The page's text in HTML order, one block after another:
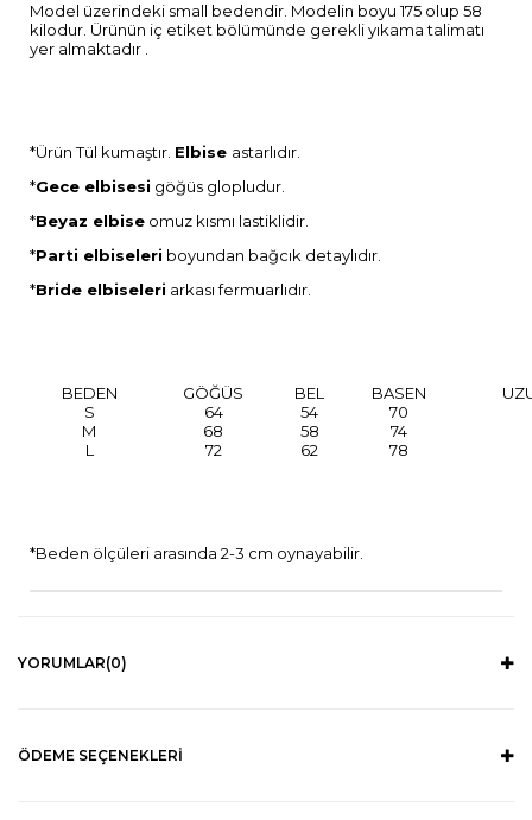
Model üzerindeki small bedendir. Modelin boyu 175 olup 58
kilodur. Ürünün iç etiket bölümünde gerekli yıkama talimatı
yer almaktadır .
*Ürün Tül kumaştır. Elbise astarlıdır.
*Gece elbisesi göğüs glopludur.
*Beyaz elbise omuz kısmı lastiklidir.
*Parti elbiseleri boyundan bağcık detaylıdır.
*Bride elbiseleri arkası fermuarlıdır.
BEDEN GÖĞÜS BEL BASEN
S
64 54 70
M
68 58 74
L
72 62 78
*Beden ölçüleri arasında 2-3 cm oynayabilir.
YORUMLAR(0)
ÖDEME SEÇENEKLERI